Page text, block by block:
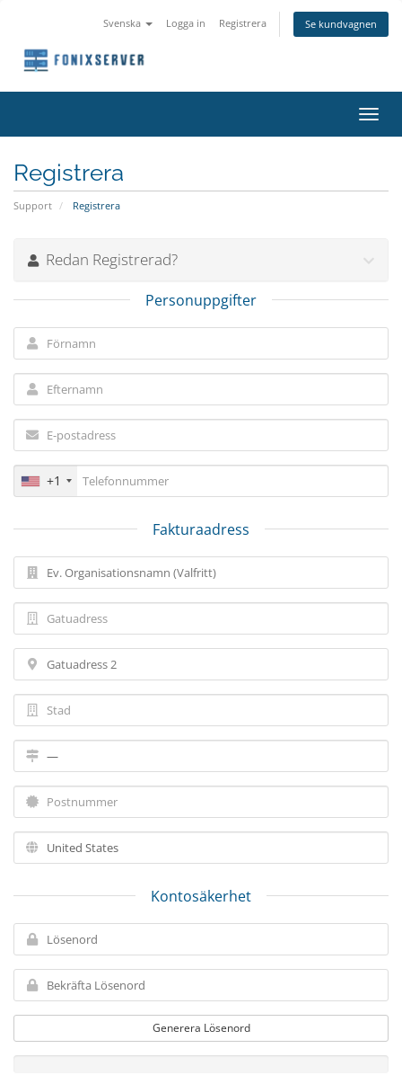
Svenska Logga in Registrera Se kundvagnen
Växla
Registrera
Support Registrera
Redan Registrerad?
Personuppgifter
+1
Fakturaadress
Kontosäkerhet
Generera Lösenord